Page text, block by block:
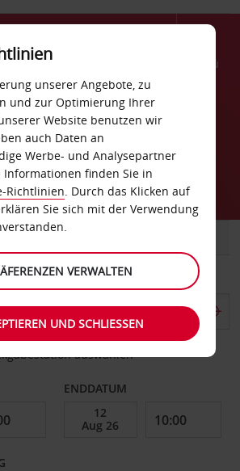
Menü
auswählen
ENDDATUM
unserer Angebote, zu
und zur Optimierung Ihrer
Website benutzen wir
auch Daten an
Werbe- und Analysepartner
Informationen finden Sie in
Richtlinien. Durch das Klicken auf
Sie sich mit der Verwendung
VERWALTEN
UND SCHLIESSEN